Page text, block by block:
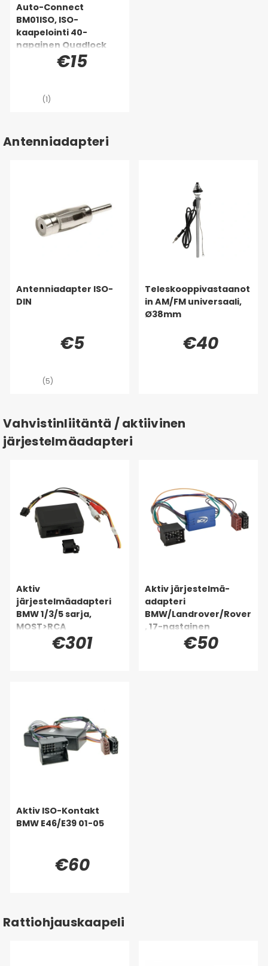
Auto-Connect
BM01ISO, ISO-
kaapelointi 40-
napainen Quadlock
€15
(1)
Antenniadapteri
Antenniadapter ISO-
DIN
€5
(5)
Teleskooppivastaanot
in AM/FM universaali,
Ø38mm
€40
Vahvistinliitäntä / aktiivinen
järjestelmäadapteri
Aktiv
järjestelmäadapteri
BMW 1/3/5 sarja,
MOST>RCA
€301
Aktiv järjestelmä-
adapteri
BMW/Landrover/Rover
, 17-nastainen
€50
Aktiv ISO-Kontakt
BMW E46/E39 01-05
€60
Rattiohjauskaapeli